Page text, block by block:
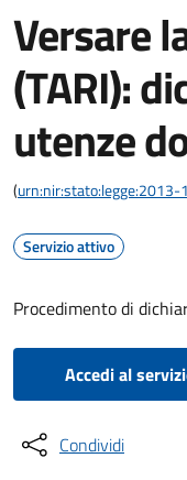
Versare
(TARI):
utenze
(
Servizio attivo
Procedimento di
Accedi al
Condividi